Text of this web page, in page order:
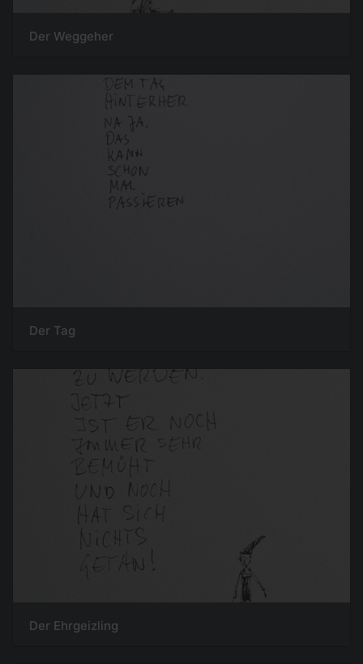
Der Weggeher
Der Tag
Der Ehrgeizling